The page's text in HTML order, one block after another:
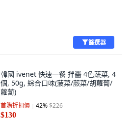
篩選器
韓國 ivenet 快速一餐 拌醬 4色蔬菜, 4
個, 50g, 綜合口味(菠菜/蕨菜/胡蘿蔔/
蘿蔔)
首購折扣價 42%$226
$130